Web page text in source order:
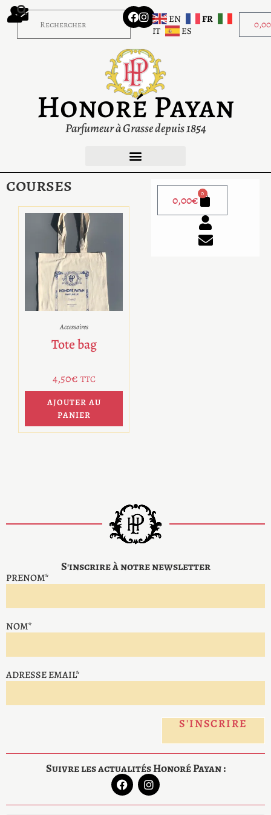
0,00
EN
FR
IT
ES
Honoré Payan
Parfumeur à Grasse depuis 1854
0,00€ 0
courses
Accessoires
Tote bag
4,50€ TTC
AJOUTER AU
PANIER
S'inscrire à notre newsletter
PRENOM*
NOM*
ADRESSE EMAIL*
Suivre les actualités Honoré Payan :